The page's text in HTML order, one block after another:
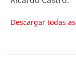
Descargar todas